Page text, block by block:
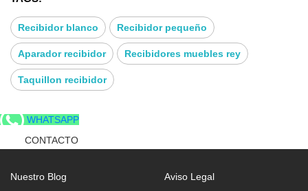
Recibidor blanco Recibidor pequeño
Aparador recibidor Recibidores muebles rey
Taquillon recibidor
WHATSAPP
CONTACTO
Nuestro Blog
Aviso Legal